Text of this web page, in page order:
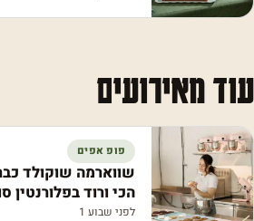
עוד מאירועים
פופ אפים
שווארמה שוקולד
הכי ורוד בפלורנטין
לפני שבוע 1